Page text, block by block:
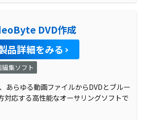
DVD作成
品詳細をみる
編集ソフト
あらゆる動画ファイルからDVDとブルー
対応する高性能なオーサリングソフトで